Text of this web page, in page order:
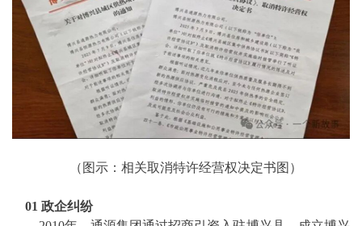
（图示：相关取消特许经营权决定书图）
01 政企纠纷